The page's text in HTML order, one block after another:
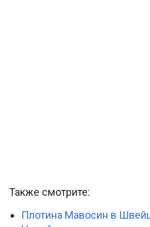
Также смотрите:
Плотина Мавосин в